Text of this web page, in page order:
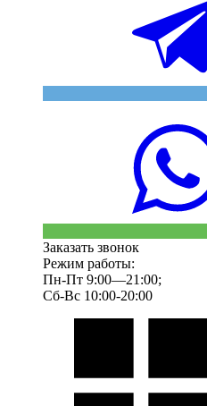
Заказать звонок
Режим работы:
Пн-Пт 9:00—21:00;
Сб-Вс 10:00-20:00